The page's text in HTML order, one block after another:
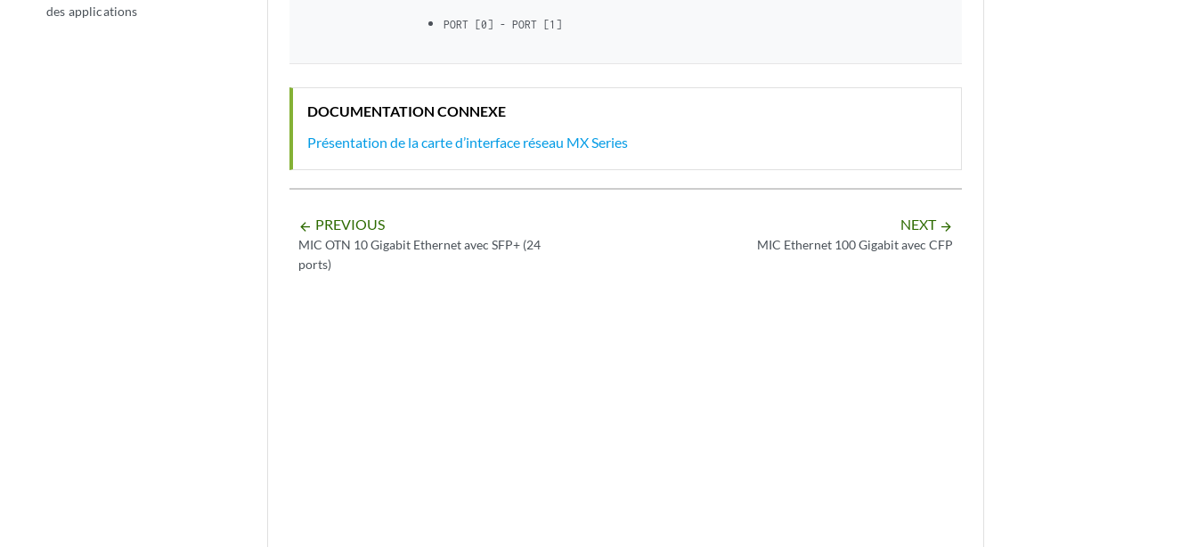
des applications
PORT [0] - PORT [1]
DOCUMENTATION CONNEXE
Présentation de la carte d’interface réseau MX Series
arrow_backward PREVIOUS
MIC OTN 10 Gigabit Ethernet avec SFP+ (24
ports)
NEXT arrow_forward
MIC Ethernet 100 Gigabit avec CFP